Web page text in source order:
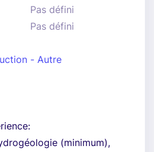
Pas défini
Pas défini
- Autre
(minimum),